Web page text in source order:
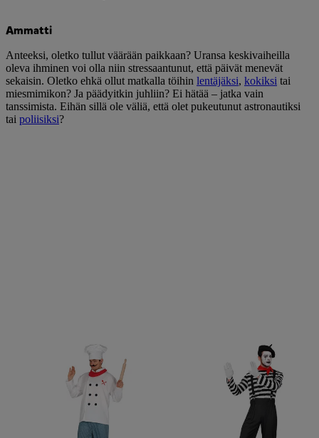
Ammatti
Anteeksi, oletko tullut väärään paikkaan? Uransa keskivaiheilla
oleva ihminen voi olla niin stressaantunut, että päivät menevät
sekaisin. Oletko ehkä ollut matkalla töihin lentäjäksi, kokiksi tai
miesmimikon? Ja päädyitkin juhliin? Ei hätää – jatka vain
tanssimista. Eihän sillä ole väliä, että olet pukeutunut astronautiksi
tai poliisiksi?